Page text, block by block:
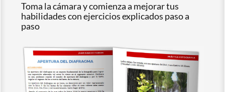
Toma la cámara y comienza a mejorar tus
habilidades con ejercicios explicados paso a
paso